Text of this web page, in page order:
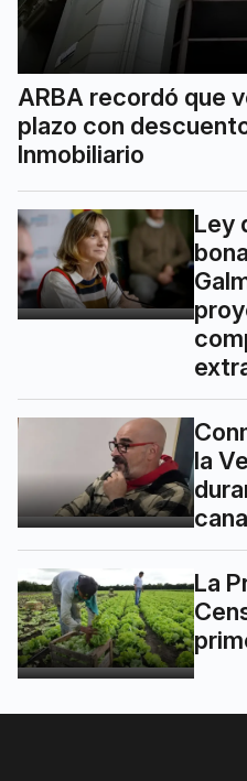
ARBA recordó que
plazo con
Inmobiliario
Ley
la
La